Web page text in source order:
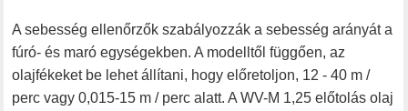
A sebesség ellenőrzők szabályozzák a sebesség arányát a
fúró- és maró egységekben. A modelltől függően, az
olajfékeket be lehet állítani, hogy előretoljon, 12 - 40 m /
perc vagy 0,015-15 m / perc alatt. A WV-M 1,25 előtolás olaj